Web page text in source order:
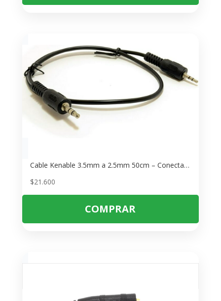
Cable Kenable 3.5mm a 2.5mm 50cm – Conecta Auriculares y Dispositivos
$21.600
COMPRAR